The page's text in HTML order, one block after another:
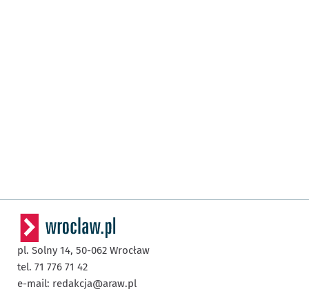
pl. Solny 14, 50-062 Wrocław
tel. 71 776 71 42
e-mail: redakcja@araw.pl